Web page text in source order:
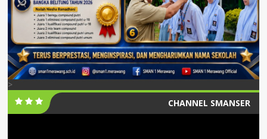
>
CHANNEL SMANSER